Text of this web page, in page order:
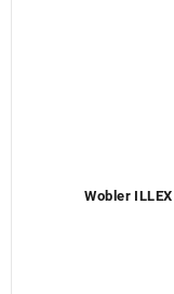
Wobler